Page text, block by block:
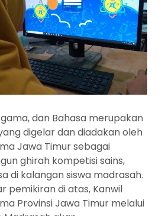
dan Bahasa merupakan
digelar dan diadakan oleh
Jawa Timur sebagai
ghirah kompetisi sains,
di kalangan siswa madrasah.
pemikiran di atas, Kanwil
Provinsi Jawa Timur melalui